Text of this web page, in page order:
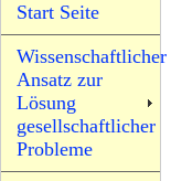
Start Seite
Wissenschaftlicher
Ansatz zur
Lösung
gesellschaftlicher
Probleme